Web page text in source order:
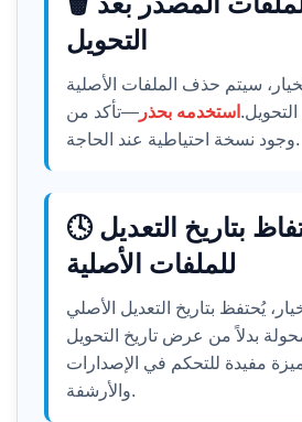
التحويل
سيتم حذف الملفات الأصلية
التحويل. استخدمه بحذر —تأكد من
وجود نسخة احتياطية عند الحاجة.
🕓 الاحتفاظ بتاريخ التعديل
للملفات الأصلية
يُحتفظ بتاريخ التعديل الأصلي
بدلاً من عرض تاريخ التحويل
ميزة مفيدة للتحكم في الإصدارات
والأرشفة.